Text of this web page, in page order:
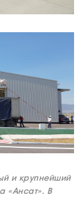
и крупнейший
«Ансат». В